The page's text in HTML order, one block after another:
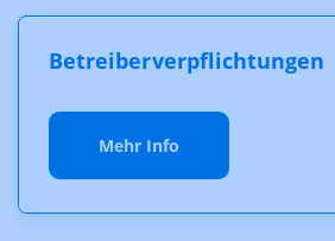
Betreiberverpflichtungen
Mehr Info